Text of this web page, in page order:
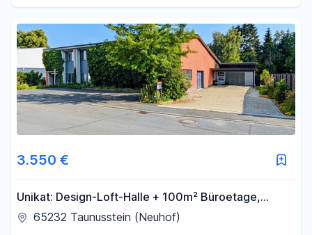
3.550 €
Unikat: Design-Loft-Halle + 100m² Büroetage,
genehmigt als Wohnraum - Kauf oder Kurzeitmiete
65232 Taunusstein (Neuhof)